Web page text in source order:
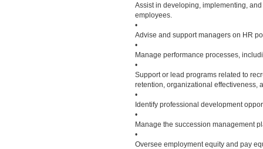
Assist in developing, implementing,
employees.
•
Advise and support managers on HR
•
Manage performance processes,
•
Support or lead programs related to
retention, organizational effectiveness,
•
Identify professional development
•
Manage the succession management
•
Oversee employment equity and pay